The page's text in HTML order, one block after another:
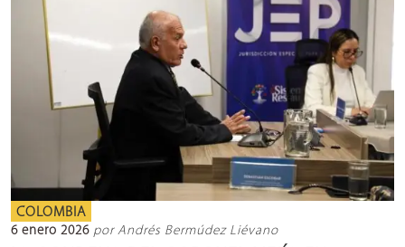
COLOMBIA
6 enero 2026 por Andrés Bermúdez Liévano